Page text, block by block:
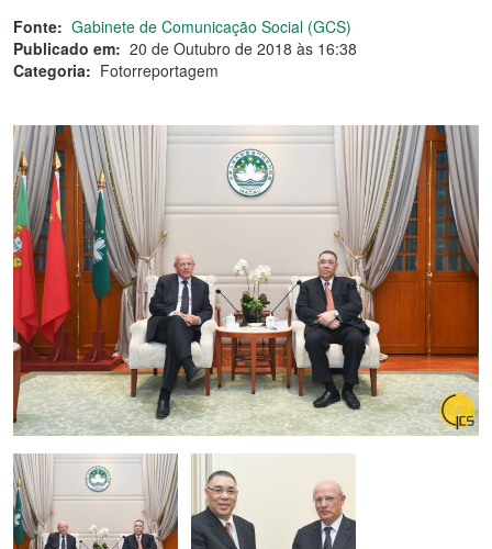
Fonte: Gabinete de Comunicação Social (GCS)
Publicado em: 20 de Outubro de 2018 às 16:38
Categoria: Fotorreportagem